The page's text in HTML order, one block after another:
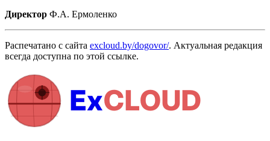
Директор Ф.А. Ермоленко
Распечатано с сайта excloud.by/dogovor/. Актуальная редакция
всегда доступна по этой ссылке.
ExCLOUD